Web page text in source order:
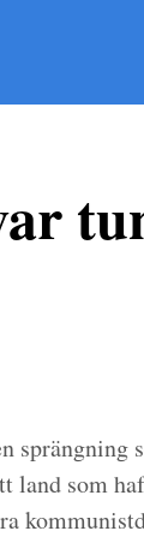
sprängning
land som